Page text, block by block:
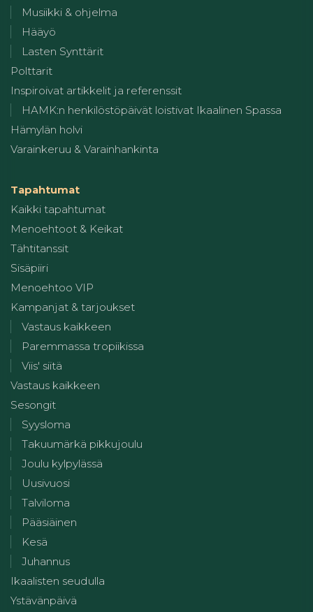
Musiikki & ohjelma
Hääyö
Lasten Synttärit
Polttarit
Inspiroivat artikkelit ja referenssit
HAMK:n henkilöstöpäivät loistivat Ikaalinen Spassa
Hämylän holvi
Varainkeruu & Varainhankinta
Tapahtumat
Kaikki tapahtumat
Menoehtoot & Keikat
Tähtitanssit
Sisäpiiri
Menoehtoo VIP
Kampanjat & tarjoukset
Vastaus kaikkeen
Paremmassa tropiikissa
Viis' siitä
Vastaus kaikkeen
Sesongit
Syysloma
Takuumärkä pikkujoulu
Joulu kylpylässä
Uusivuosi
Talviloma
Pääsiäinen
Kesä
Juhannus
Ikaalisten seudulla
Ystävänpäivä